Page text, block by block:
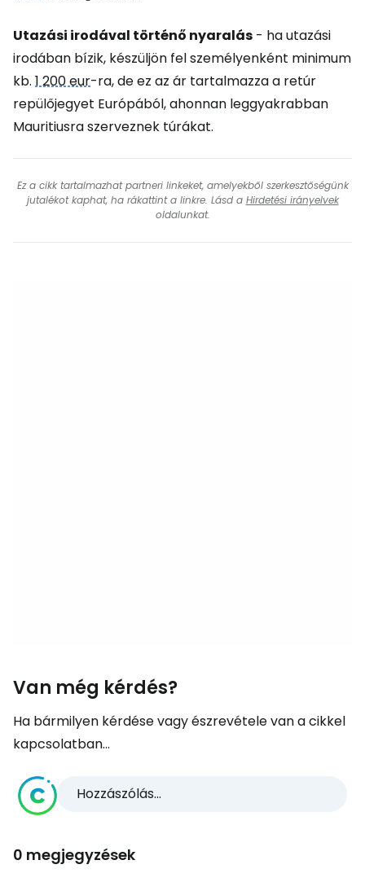
Utazási irodával történő nyaralás - ha utazási
irodában bízik, készüljön fel személyenként minimum
kb. 1 200 eur-ra, de ez az ár tartalmazza a retúr
repülőjegyet Európából, ahonnan leggyakrabban
Mauritiusra szerveznek túrákat.
Ez a cikk tartalmazhat partneri linkeket, amelyekből szerkesztőségünk
jutalékot kaphat, ha rákattint a linkre. Lásd a Hirdetési irányelvek
oldalunkat.
Van még kérdés?
Ha bármilyen kérdése vagy észrevétele van a cikkel
kapcsolatban...
Hozzászólás...
0 megjegyzések